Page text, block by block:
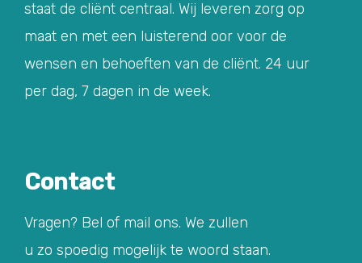
staat de cliënt centraal. Wij leveren zorg op
maat en met een luisterend oor voor de
wensen en behoeften van de cliënt. 24 uur
per dag, 7 dagen in de week.
Contact
Vragen? Bel of mail ons. We zullen
u zo spoedig mogelijk te woord staan.